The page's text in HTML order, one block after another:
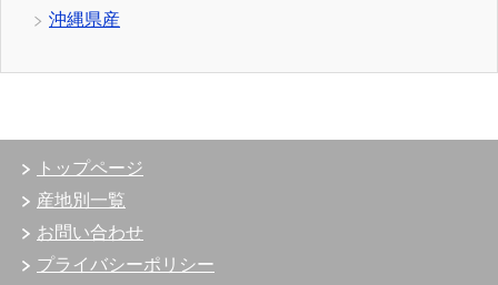
沖縄県産
トップページ
産地別一覧
お問い合わせ
プライバシーポリシー